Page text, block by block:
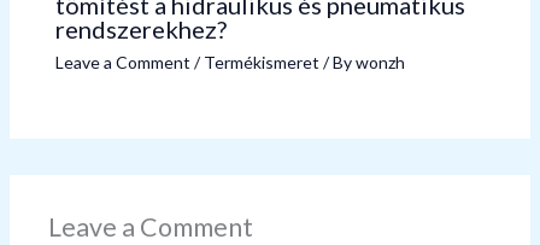
rendszerekhez?
Leave a Comment /Termékismeret / Bywonzh
Leave a Comment